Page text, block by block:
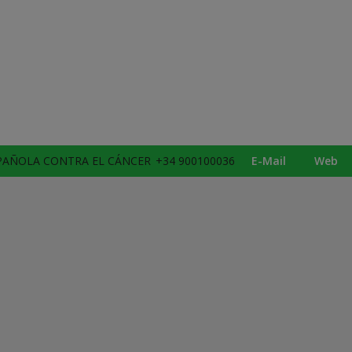
CONTRA EL CÁNCER +34 900100036 E-Mail Web